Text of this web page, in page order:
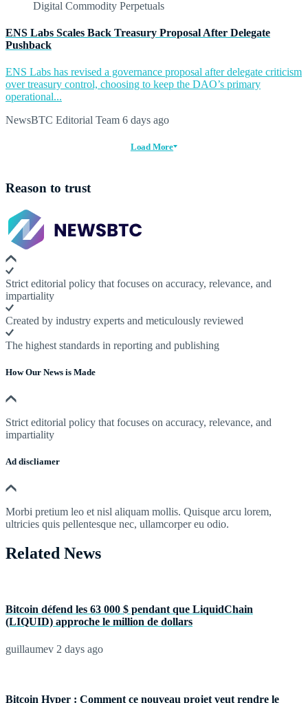
ENS Labs Scales Back Treasury Proposal After Delegate
Pushback
ENS Labs has revised a governance proposal after delegate criticism
over treasury control, choosing to keep the DAO’s primary
operational...
NewsBTC Editorial Team 6 days ago
Load More
Reason to trust
Strict editorial policy that focuses on accuracy, relevance, and
impartiality
Created by industry experts and meticulously reviewed
The highest standards in reporting and publishing
How Our News is Made
Strict editorial policy that focuses on accuracy, relevance, and
impartiality
Ad discliamer
Morbi pretium leo et nisl aliquam mollis. Quisque arcu lorem,
ultricies quis pellentesque nec, ullamcorper eu odio.
Related News
Bitcoin défend les 63 000 $ pendant que LiquidChain
(LIQUID) approche le million de dollars
guillaumev 2 days ago
Bitcoin Hyper : Comment ce nouveau projet veut rendre le